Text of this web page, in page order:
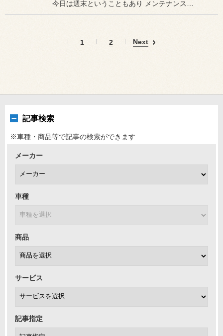
1 2 Next
記事検索
※車種・商品等で記事の検索ができます
メーカー
車種
商品
サービス
記事指定